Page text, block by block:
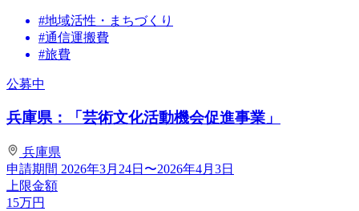
#地域活性・まちづくり
#通信運搬費
#旅費
公募中
兵庫県：「芸術文化活動機会促進事業」
兵庫県
申請期間 2026年3月24日〜2026年4月3日
上限金額
15万円